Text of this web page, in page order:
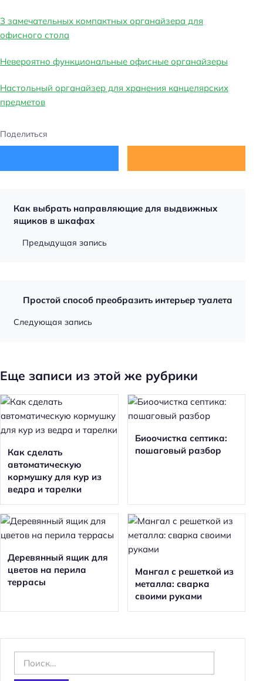
3 замечательных компактных органайзера для
офисного стола
Невероятно функциональные офисные органайзеры
Настольный органайзер для хранения канцелярских
предметов
Поделиться
Как выбрать направляющие для выдвижных
ящиков в шкафах
Предыдущая запись
Простой способ преобразить интерьер туалета
Следующая запись
Еще записи из этой же рубрики
Как сделать
автоматическую
кормушку для кур из
ведра и тарелки
Биоочистка септика:
пошаговый разбор
Деревянный ящик для
цветов на перила
террасы
Мангал с решеткой из
металла: сварка
своими руками
а